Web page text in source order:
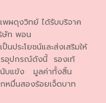
ผดุงวิทย์ ได้รับบริจาค
ษัท พอน
นประโยชน์และส่งเสริมให้
อุปกรณ์ดังนี้ รองเท้
นับแข้ง มูลค่าทั้งสิ้น
หมื่นสองร้อยเจ็ดบาท